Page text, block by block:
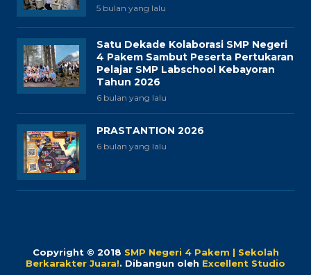
5 bulan yang lalu
Satu Dekade Kolaborasi SMP Negeri
4 Pakem Sambut Peserta Pertukaran
Pelajar SMP Labschool Kebayoran
Tahun 2026
6 bulan yang lalu
PRASTANTION 2026
6 bulan yang lalu
Copyright © 2018 SMP Negeri 4 Pakem | Sekolah
Berkarakter Juara!. Dibangun oleh Excellent Studio